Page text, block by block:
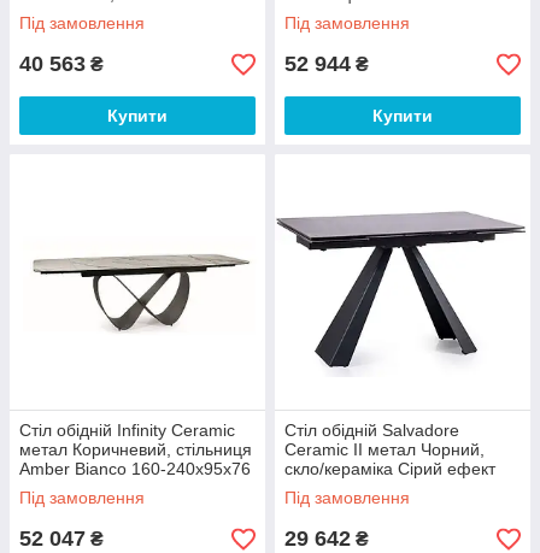
см (Signal ТМ)
Під замовлення
40 563 ₴
Купити
250х98х76 см (SignalTM)
Під замовлення
52 944 ₴
Купити
Стіл обідній Infinity Ceramic
метал Коричневий, стільниця
Amber Bianco 160-240х95х76
см (SignalTM)
Під замовлення
52 047 ₴
Стіл обідній Salvadore
Ceramic II метал Чорний,
скло/кераміка Сірий ефект
мармуру 120-180х80
(SignalTM)
Під замовлення
29 642 ₴